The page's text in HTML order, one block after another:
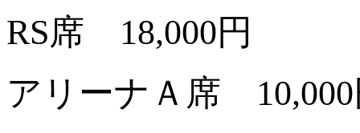
RS席 18,000円
アリーナＡ席